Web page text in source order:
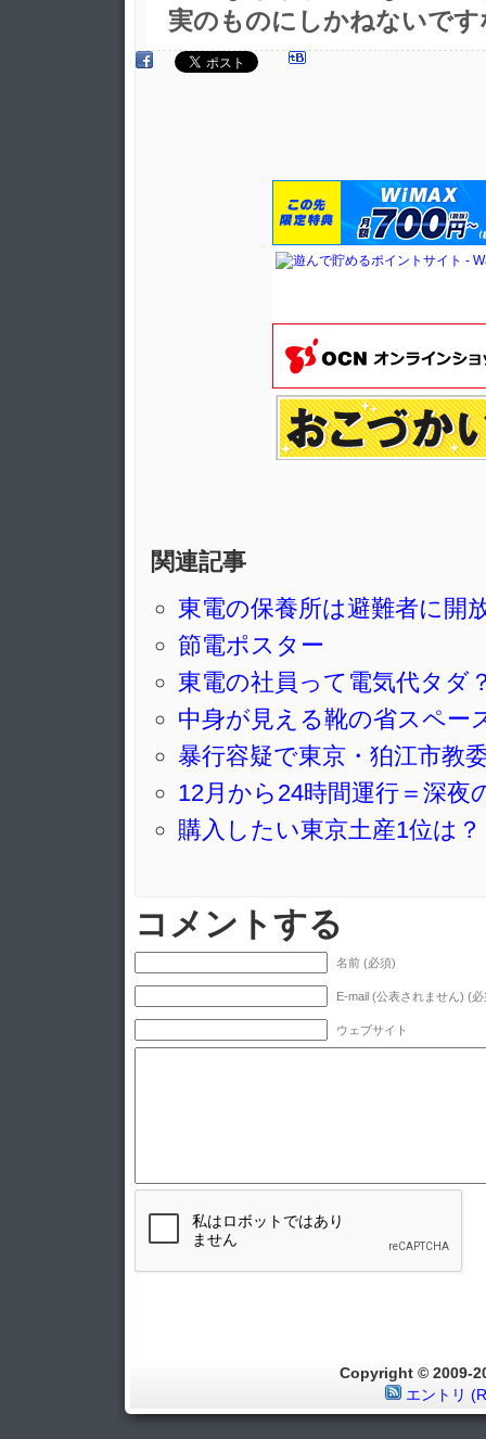
実のものにしかねないです
関連記事
東電の保養所は避難者に開
節電ポスター
東電の社員って電気代タダ
中身が見える靴の省スペー
暴行容疑で東京・狛江市
12月から24時間運行＝深
購入したい東京土産1位は？
コメントする
名前 (必須)
E-mail (公表されません) (必
ウェブサイト
Copyright © 2009-
エントリ